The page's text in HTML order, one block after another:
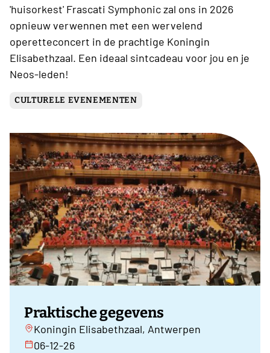
'huisorkest' Frascati Symphonic zal ons in 2026
opnieuw verwennen met een wervelend
operetteconcert in de prachtige Koningin
Elisabethzaal. Een ideaal sintcadeau voor jou en je
Neos-leden!
CULTURELE EVENEMENTEN
Praktische gegevens
Koningin Elisabethzaal, Antwerpen
06-12-26